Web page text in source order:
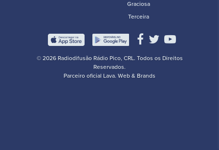
Graciosa
Terceira
© 2026 Radiodifusão Rádio Pico, CRL. Todos os Direitos
Reservados.
Parceiro oficial Lava. Web & Brands